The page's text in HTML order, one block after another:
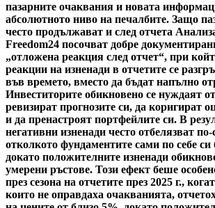
пазарните очаквания и новата
абсолютното ниво на печалбите. Защо
често продължават и след отчета
Freedom24 посочват добре
„отложена реакция след отчет“, при
реакции на изненади в отчетите се
във времето, вместо да бъдат напълно
Инвеститорите обикновено се нуждаят
ревизират прогнозите си, да коригират
и да пренастроят портфейлите си. В
негативни изненади често отбелязват
отколкото фундаментите сами по себе
докато положителните изненади
умерени ръстове. Този ефект беше
през сезона на отчетите през 2025 г.,
които не оправдаха очакванията,